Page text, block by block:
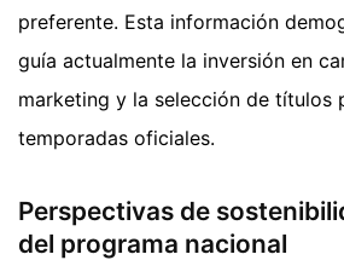
preferente. Esta información
guía actualmente la inversión en
marketing y la selección de títulos
temporadas oficiales.
Perspectivas de
del programa nacional